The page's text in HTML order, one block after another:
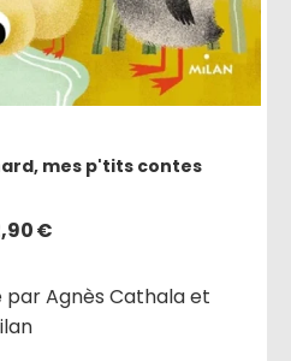
mes p'tits contes
€
Agnès Cathala et